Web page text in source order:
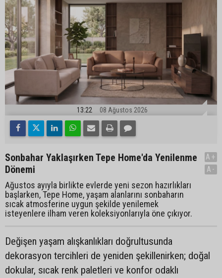
13:22 08 Ağustos 2026
Sonbahar Yaklaşırken Tepe Home'da Yenilenme
Dönemi
Ağustos ayıyla birlikte evlerde yeni sezon hazırlıkları
başlarken, Tepe Home, yaşam alanlarını sonbaharın
sıcak atmosferine uygun şekilde yenilemek
isteyenlere ilham veren koleksiyonlarıyla öne çıkıyor.
A+
A-
Değişen yaşam alışkanlıkları doğrultusunda
dekorasyon tercihleri de yeniden şekillenirken; doğal
dokular, sıcak renk paletleri ve konfor odaklı